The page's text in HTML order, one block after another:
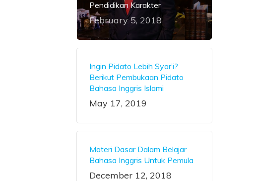
Pendidikan Karakter
February 5, 2018
Ingin Pidato Lebih Syar’i?
Berikut Pembukaan Pidato
Bahasa Inggris Islami
May 17, 2019
Materi Dasar Dalam Belajar
Bahasa Inggris Untuk Pemula
December 12, 2018